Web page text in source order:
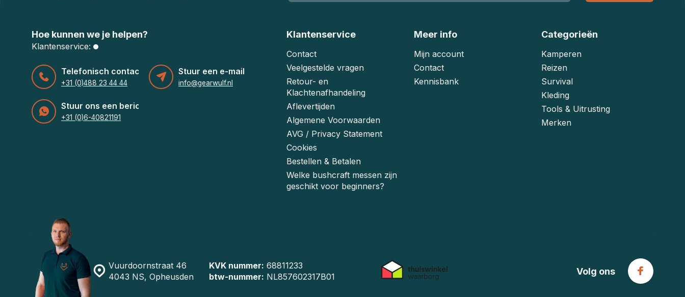
Hoe kunnen we je helpen?
Klantenservice:
Telefonisch contact
+31 (0)488 23 44 44
Stuur een e-mail
info@gearwulf.nl
Stuur ons een bericht
+31 (0)6-40821191
Klantenservice
Contact
Veelgestelde vragen
Retour- en
Klachtenafhandeling
Aflevertijden
Algemene Voorwaarden
AVG / Privacy Statement
Cookies
Bestellen & Betalen
Welke bushcraft messen zijn
geschikt voor beginners?
Meer info
Mijn account
Contact
Kennisbank
Categorieën
Kamperen
Reizen
Survival
Kleding
Tools & Uitrusting
Merken
Vuurdoornstraat 46
4043 NS, Opheusden
KVK nummer: 68811233
btw-nummer: NL857602317B01
Volg ons